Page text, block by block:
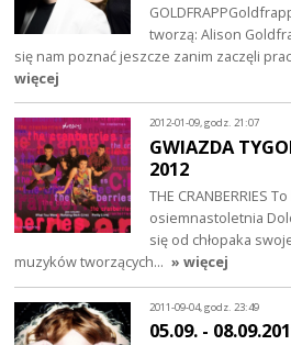
tworzą: Alison
się nam poznać jeszcze zanim zaczęli
więcej
2012-01-09, godz. 21:07
GWIAZDA
2012
THE CRANBERRIES
osiemnastoletnia
się od chłopaka
muzyków tworzących… » więcej
2011-09-04, godz. 23:49
05.09. -